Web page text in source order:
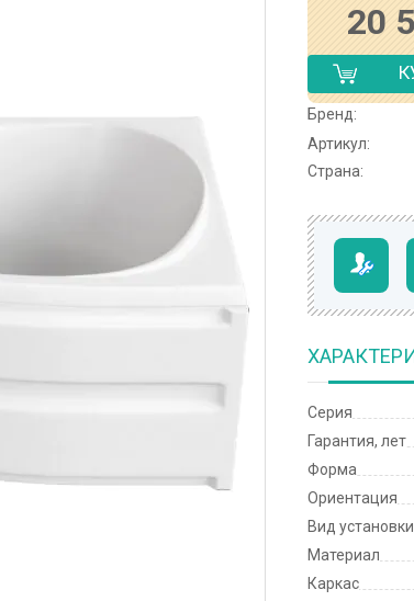
20
Бренд:
Артикул:
Страна:
Серия
Гарантия, лет
Форма
Ориентация
Вид установки
Материал
Каркас